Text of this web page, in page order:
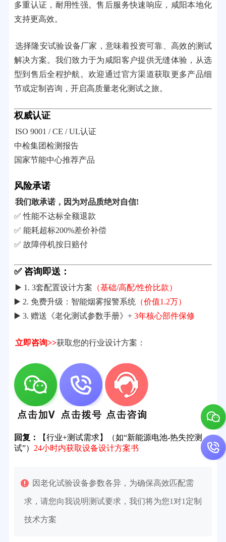
多重认证，耐用性强。售后服务快速响应，咸阳本地化
支持更高效。
选择隆安试验设备厂家，意味着投资可靠、高效的测试
解决方案。我们致力于为咸阳客户提供无缝体验，从选
型到售后全程护航。欢迎通过官方渠道获取更多产品细
节或定制咨询，开启高质量老化测试之旅。
权威认证
ISO 9001 / CE / UL认证
中检集团检测报告
国家节能中心推荐产品
风险承诺
我们敢承诺，因为对品质绝对自信!
✅ 性能不达标全额退款
✅ 能耗超标200%差价补偿
✅ 故障停机按日赔付
✅ 咨询即送：
▶️ 1. 3套配置设计方案 （基础/高配/性价比款）
▶️ 2. 免费升级：智能烟雾报警系统（价值1.2万）
▶️ 3. 赠送《老化测试参数手册》+ 3年核心部件保修
立即咨询>>获取您的行业设计方案：
回复：
【行业+测试需求】（如“新能源电池-热失控测
试”） 24小时内获取设备设计方案书
因老化试验设备参数各异，为确保高效匹配需
求，请您向我说明测试要求，我们将为您1对1定制
技术方案